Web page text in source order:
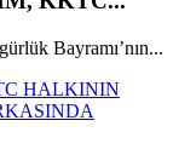
Bayramı’nın...
HALKININ